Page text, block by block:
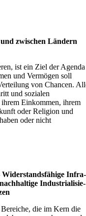
zwi­schen Län­dern
ist ein Ziel der Agenda
und Vermögen soll
von Chancen.
und sozialen
Einkommen, ihrem
oder Religion und
oder nicht
Infra­
Indu­stri­ali­sie­
die im Kern die